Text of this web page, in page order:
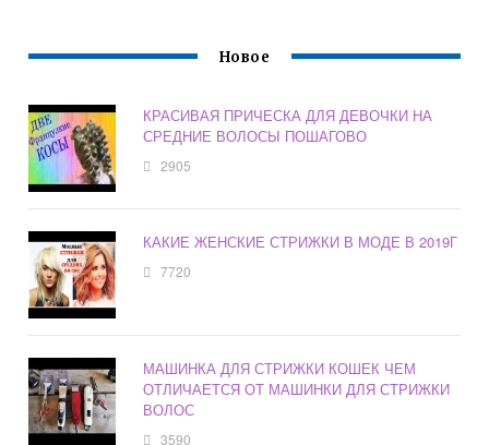
Новое
КРАСИВАЯ ПРИЧЕСКА ДЛЯ ДЕВОЧКИ НА
СРЕДНИЕ ВОЛОСЫ ПОШАГОВО
2905
КАКИЕ ЖЕНСКИЕ СТРИЖКИ В МОДЕ В 2019Г
7720
МАШИНКА ДЛЯ СТРИЖКИ КОШЕК ЧЕМ
ОТЛИЧАЕТСЯ ОТ МАШИНКИ ДЛЯ СТРИЖКИ
ВОЛОС
3590